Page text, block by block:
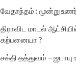
வேதாந்தம் : மூன்று
திராவிட மாடல்
கற்பனையா ?
சக்தி தத்துவம் – ஜடாயு